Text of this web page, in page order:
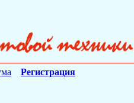
Регистрация